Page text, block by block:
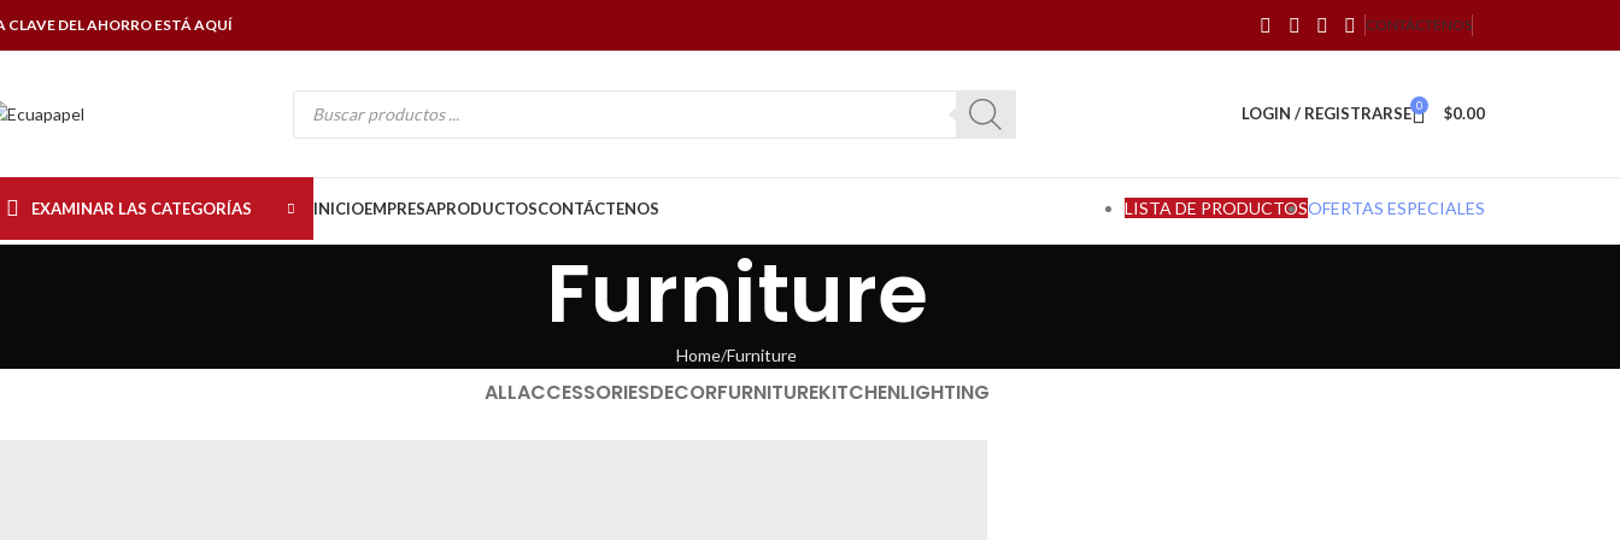
CLAVE DEL AHORRO ESTÁ AQUÍ CONTÁCTENOS
LOGIN / REGISTRARSE 0 $0.00
EXAMINAR LAS CATEGORÍAS INICIOEMPRESAPRODUCTOSCONTÁCTENOS LISTA DE PRODUCTOSOFERTAS ESPECIALES
Furniture
Home Furniture
ALLACCESSORIESDECORFURNITUREKITCHENLIGHTING